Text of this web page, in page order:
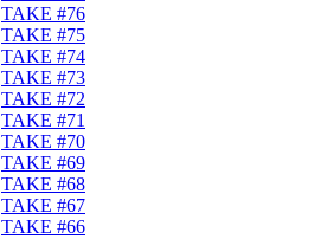
TAKE #76
TAKE #75
TAKE #74
TAKE #73
TAKE #72
TAKE #71
TAKE #70
TAKE #69
TAKE #68
TAKE #67
TAKE #66